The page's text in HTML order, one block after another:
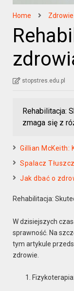
Home Zdrowie
stopstres.edu.pl
Rehabilitacja:
zmaga się z
Gillian McKeith:
Spalacz
Jak dbać o
Rehabilitacja:
W dzisiejszych
sprawność. Na
tym artykule
zdrowie.